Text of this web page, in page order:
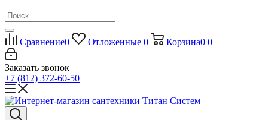
Сравнение0 Отложенные 0 Корзина0 0
Заказать звонок
+7 (812) 372-60-50